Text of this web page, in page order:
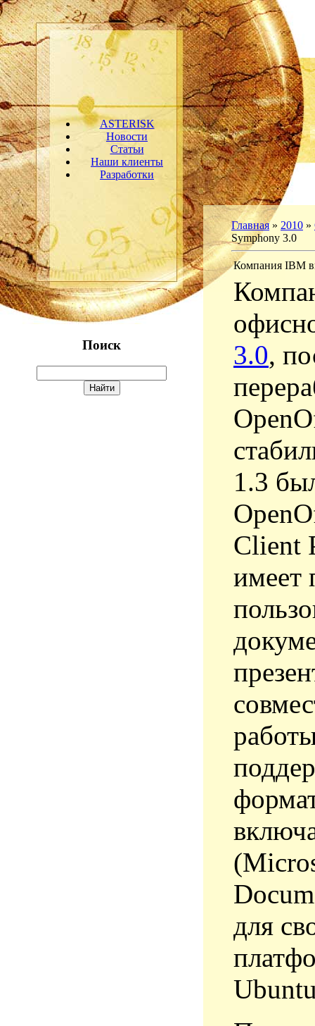
ASTERISK
Новости
Статьи
Наши клиенты
Разработки
Поиск
Главная» 2010 »
Symphony 3.0
Компания IBM
3.0,
1.3
Client
имеет
для